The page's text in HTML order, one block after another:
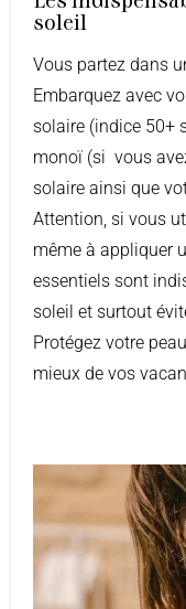
soleil
Vous partez dans une destination balnéaire ?
Embarquez avec
solaire (indice 50+
monoï (si vous
solaire ainsi que
Attention, si vous
même à appliquer
essentiels sont
soleil et surtout
Protégez votre
mieux de vos